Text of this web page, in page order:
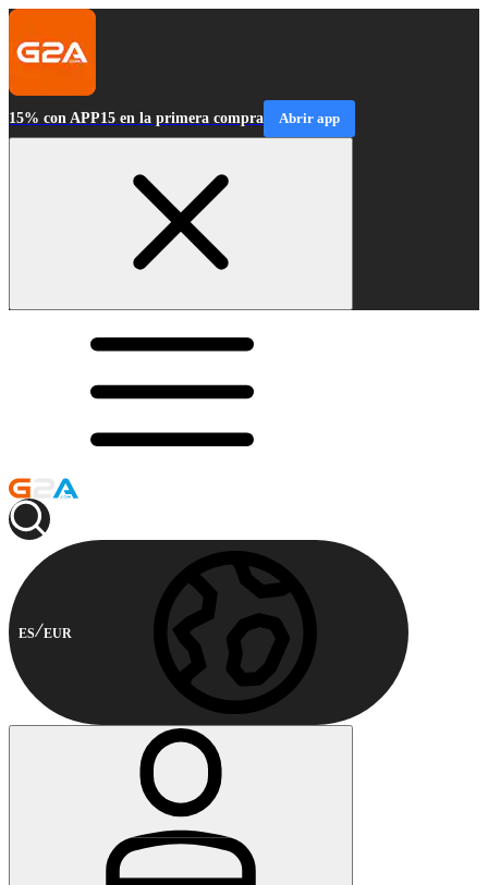
15% con APP15 en la primera compra Abrir app
ES EUR